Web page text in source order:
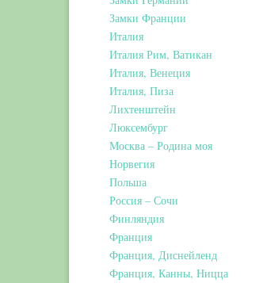
Замки Франции
Италия
Италия Рим, Ватикан
Италия, Венеция
Италия, Пиза
Лихтенштейн
Люксембург
Москва – Родина моя
Норвегия
Польша
Россия – Сочи
Финляндия
Франция
Франция, Диснейленд
Франция, Канны, Ницца